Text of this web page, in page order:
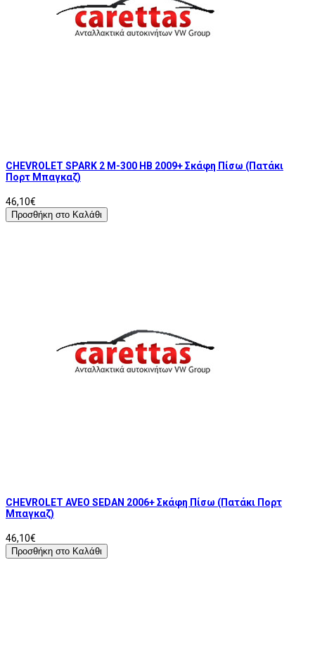
CHEVROLET SPARK 2 M-300 HB 2009+ Σκάφη Πίσω (Πατάκι
Πορτ Μπαγκαζ)
46,10€
Προσθήκη στο Καλάθι
CHEVROLET AVEO SEDAN 2006+ Σκάφη Πίσω (Πατάκι Πορτ
Μπαγκαζ)
46,10€
Προσθήκη στο Καλάθι